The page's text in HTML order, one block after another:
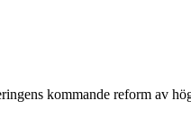
kommande reform av